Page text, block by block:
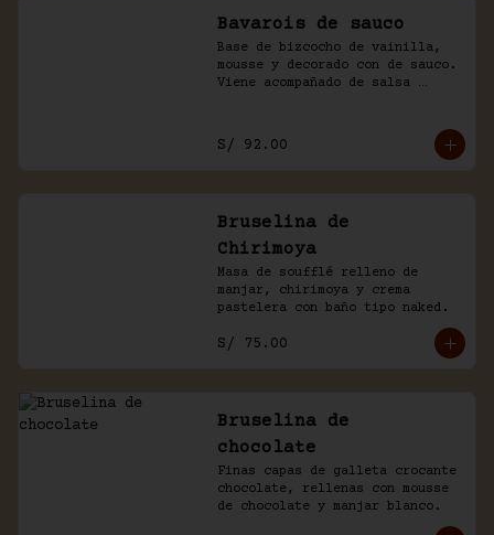
Bavarois de sauco
Base de bizcocho de vainilla,
mousse y decorado con de sauco.
Viene acompañado de salsa
S/ 92.00
Bruselina de
Chirimoya
Masa de soufflé relleno de
manjar, chirimoya y crema
pastelera con baño tipo naked.
S/ 75.00
Bruselina de
chocolate
Finas capas de galleta crocante
chocolate, rellenas con mousse
de chocolate y manjar blanco.